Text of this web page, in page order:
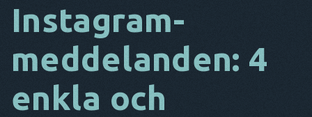
NL
Instagram-
meddelanden: 4
enkla och